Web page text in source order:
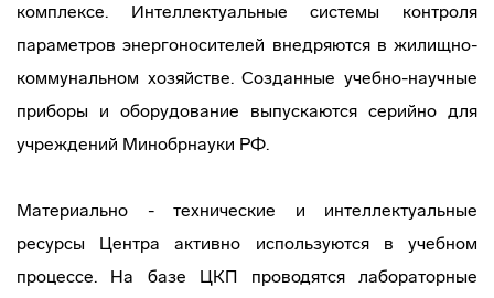
комплексе. Интеллектуальные системы контроля
параметров энергоносителей внедряются в жилищно-
коммунальном хозяйстве. Созданные учебно-научные
приборы и оборудование выпускаются серийно для
учреждений Минобрнауки РФ.
Материально - технические и интеллектуальные
ресурсы Центра активно используются в учебном
процессе. На базе ЦКП проводятся лабораторные